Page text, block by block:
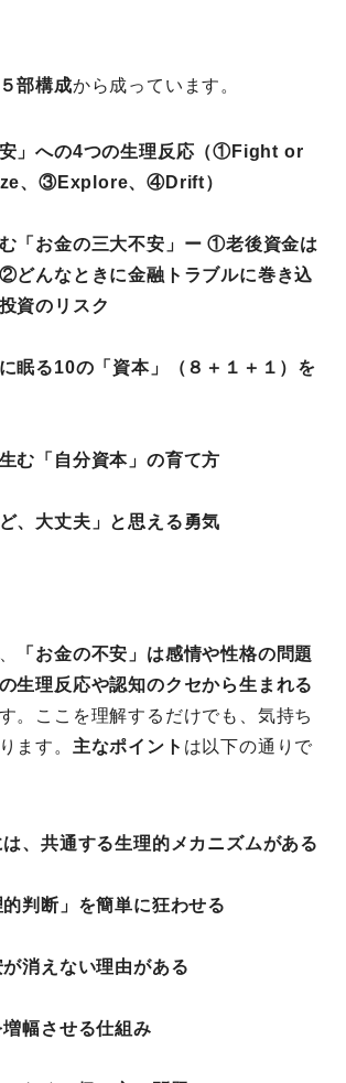
５部構成から成っています。
安」への4つの生理反応（①Fight or
、③Explore、④Drift）
「お金の三大不安」ー ①老後資金は
どんなときに金融トラブルに巻き込
資のリスク
眠る10の「資本」（８＋１＋１）を
む「自分資本」の育て方
、大丈夫」と思える勇気
「お金の不安」は感情や性格の問題
生理反応や認知のクセから生まれる
。ここを理解するだけでも、気持ち
ます。 主なポイント は以下の通りで
、共通する生理的メカニズムがある
判断」を簡単に狂わせる
消えない理由がある
幅させる仕組み